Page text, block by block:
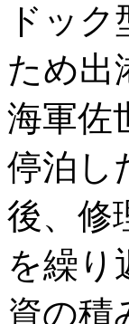
ドッ
ため出
海軍佐
停泊し
後、修
を繰り
資の積